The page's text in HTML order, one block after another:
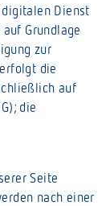
Dienst
Grundlage
zur
die
auf
die
Seite
nach einer